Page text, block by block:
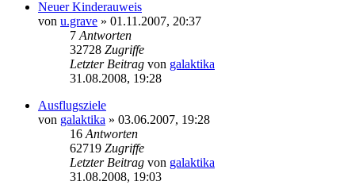
Neuer Kinderauweis
von u.grave » 01.11.2007, 20:37
7 Antworten
32728 Zugriffe
Letzter Beitrag von galaktika
31.08.2008, 19:28
Ausflugsziele
von galaktika » 03.06.2007, 19:28
16 Antworten
62719 Zugriffe
Letzter Beitrag von galaktika
31.08.2008, 19:03